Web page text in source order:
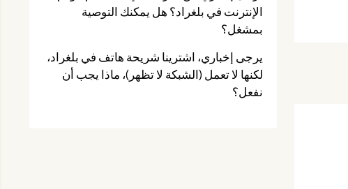
الإنترنت في بلغراد؟ هل يمكنك التوصية
بمشغل؟
يرجى إخباري، اشترينا شريحة هاتف في بلغراد،
لكنها لا تعمل (الشبكة لا تظهر)، ماذا يجب أن
نفعل؟